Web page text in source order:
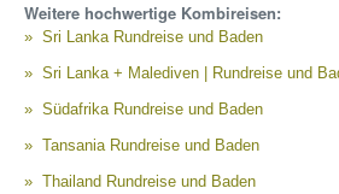
Weitere hochwertige Kombireisen:
Sri Lanka Rundreise und Baden
Sri Lanka + Malediven | Rundreise und
Südafrika Rundreise und Baden
Tansania Rundreise und Baden
Thailand Rundreise und Baden